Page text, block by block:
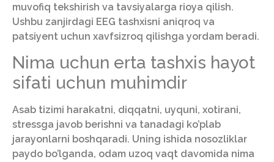
muvofiq tekshirish va tavsiyalarga rioya qilish.
Ushbu zanjirdagi EEG tashxisni aniqroq va
patsiyent uchun xavfsizroq qilishga yordam beradi.
Nima uchun erta tashxis hayot
sifati uchun muhimdir
Asab tizimi harakatni, diqqatni, uyquni, xotirani,
stressga javob berishni va tanadagi ko’plab
jarayonlarni boshqaradi. Uning ishida nosozliklar
paydo bo’lganda, odam uzoq vaqt davomida nima